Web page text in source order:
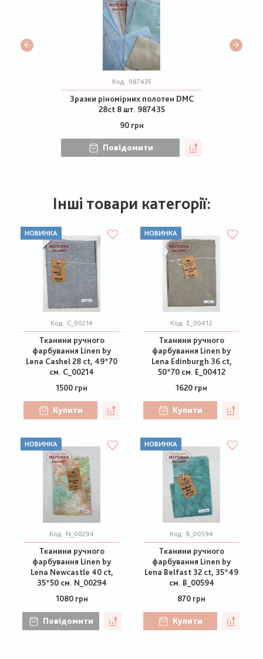
Код: 987435
Зразки ріномірних полотен DMC
28ct 8 шт. 987435
90 грн
Повідомити
Інші товари категорії:
НОВИНКА
Код: C_00214
Тканини ручного
фарбування Linen by
Lena Cashel 28 ct, 49*70
см. C_00214
1500 грн
Купити
НОВИНКА
Код: E_00412
Тканини ручного
фарбування Linen by
Lena Edinburgh 36 ct,
50*70 см. E_00412
1620 грн
Купити
НОВИНКА
Код: N_00294
Тканини ручного
фарбування Linen by
Lena Newcastle 40 ct,
35*50 см. N_00294
1080 грн
Повідомити
НОВИНКА
Код: B_00594
Тканини ручного
фарбування Linen by
Lena Belfast 32 ct, 35*49
см. B_00594
870 грн
Купити